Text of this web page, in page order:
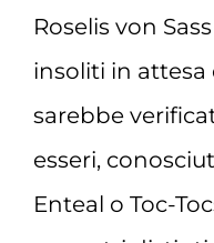
Roselis von
insoliti in
sarebbe
esseri,
Enteal o Toc-